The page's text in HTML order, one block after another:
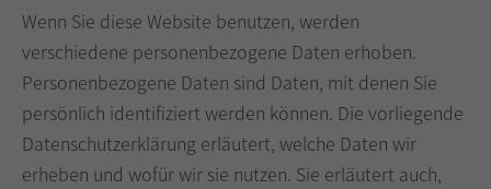
Wenn Sie diese Website benutzen, werden
verschiedene personenbezogene Daten erhoben.
Personenbezogene Daten sind Daten, mit denen Sie
persönlich identifiziert werden können. Die vorliegende
Datenschutzerklärung erläutert, welche Daten wir
erheben und wofür wir sie nutzen. Sie erläutert auch,